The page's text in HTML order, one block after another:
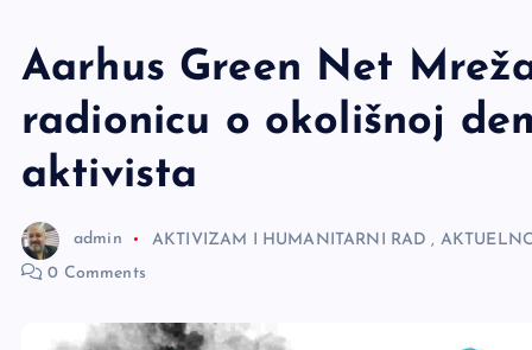
Aarhus Green Net
radionicu o okolišnoj
aktivista
admin AKTIVIZAM I HUMANITARNI RAD ,
0 Comments